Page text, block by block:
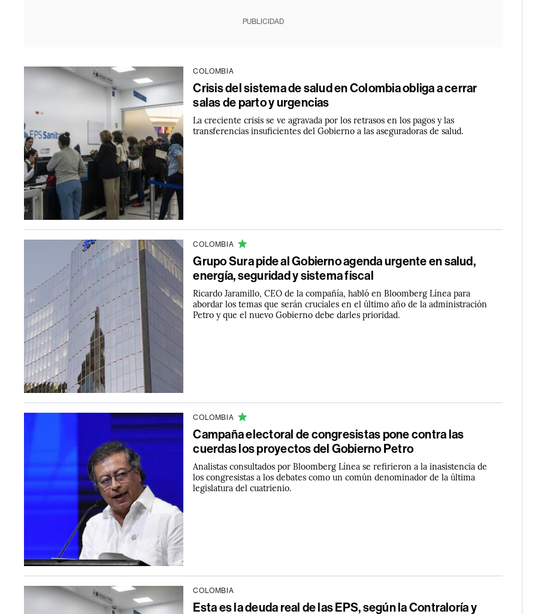
PUBLICIDAD
COLOMBIA
Crisis del sistema de salud en Colombia obliga a cerrar
salas de parto y urgencias
La creciente crisis se ve agravada por los retrasos en los pagos y las
transferencias insuficientes del Gobierno a las aseguradoras de salud.
COLOMBIA
Grupo Sura pide al Gobierno agenda urgente en salud,
energía, seguridad y sistema fiscal
Ricardo Jaramillo, CEO de la compañía, habló en Bloomberg Línea para
abordar los temas que serán cruciales en el último año de la administración
Petro y que el nuevo Gobierno debe darles prioridad.
COLOMBIA
Campaña electoral de congresistas pone contra las
cuerdas los proyectos del Gobierno Petro
Analistas consultados por Bloomberg Línea se refirieron a la inasistencia de
los congresistas a los debates como un común denominador de la última
legislatura del cuatrienio.
COLOMBIA
Esta es la deuda real de las EPS, según la Contraloría y